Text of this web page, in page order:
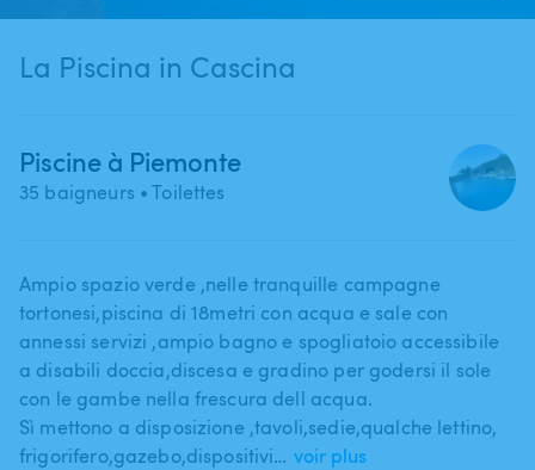
La Piscina in Cascina
Piscine à Piemonte
35 baigneurs • Toilettes
Ampio spazio verde ​,​nelle tranquille campagne
tortonesi​,​piscina di 18metri con acqua e sale con
annessi servizi ​,​ampio bagno e spogliatoio accessibile
a disabili doccia​,​discesa e gradino per godersi il sole
con le gambe nella frescura dell acqua.
Sì mettono a disposizione ​,​tavoli​,​sedie​,​qualche lettino​,​
frigorifero​,​gazebo​,​dispositivi… voir plus